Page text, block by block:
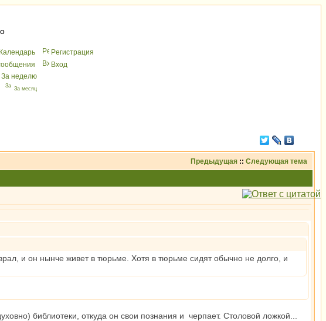
Календарь
Peгиcтрaция
Вхoд
За неделю
За месяц
Предыдущая :: Следующая тема
и он нынче живет в тюрьме. Хотя в тюрьме сидят обычно не долго, и
библиотеки, откуда он свои познания и черпает. Столовой ложкой...